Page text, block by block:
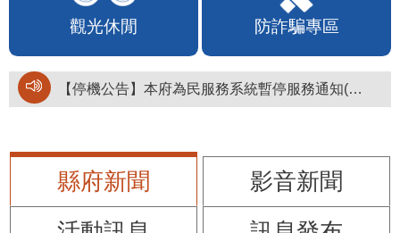
觀光休閒 防詐騙專區
【停機公告】本府為民服務系統暫停服務通知(停止服務時間：115年8月6日17時至19時)
縣府新聞
影音新聞